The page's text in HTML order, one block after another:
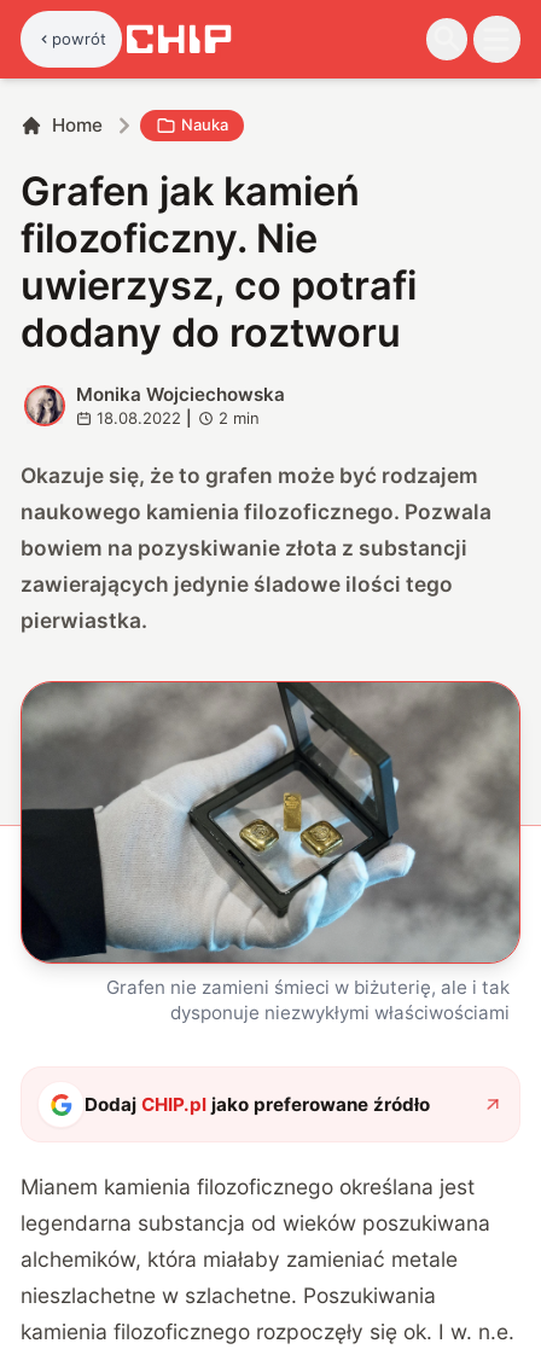
powrót
Home Nauka
Grafen jak kamień
filozoficzny. Nie
uwierzysz, co potrafi
dodany do roztworu
M
Monika Wojciechowska
18.08.2022 2 min
Okazuje się, że to grafen może być rodzajem
naukowego kamienia filozoficznego. Pozwala
bowiem na pozyskiwanie złota z substancji
zawierających jedynie śladowe ilości tego
pierwiastka.
Grafen nie zamieni śmieci w biżuterię, ale i tak
dysponuje niezwykłymi właściwościami
DodajCHIP.pl jako preferowane źródło
Mianem kamienia filozoficznego określana jest
legendarna substancja od wieków poszukiwana
alchemików, która miałaby zamieniać metale
nieszlachetne w szlachetne. Poszukiwania
kamienia filozoficznego rozpoczęły się ok. I w. n.e.